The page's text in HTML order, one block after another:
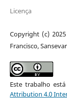
Licença
Copyright (c)
Francisco,
Este trabalho
Attribution 4.0